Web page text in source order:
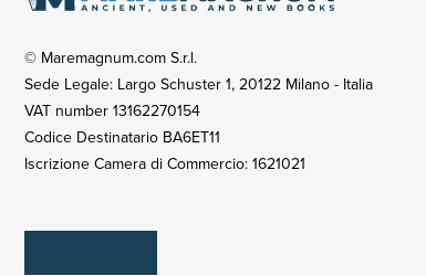
© Maremagnum.com S.r.l.
Sede Legale: Largo Schuster 1, 20122 Milano - Italia
VAT number 13162270154
Codice Destinatario BA6ET11
Iscrizione Camera di Commercio: 1621021